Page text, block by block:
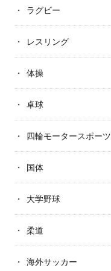
ラグビー
レスリング
体操
卓球
四輪モータースポーツ
国体
大学野球
柔道
海外サッカー